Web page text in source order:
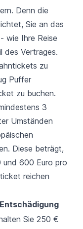
Denn die
Sie an das
wie Ihre Reise
des Vertrages.
zu
Puffer
zu buchen.
3
Umständen
Diese beträgt,
600 Euro pro
reichen
Entschädigung
Sie 250 €